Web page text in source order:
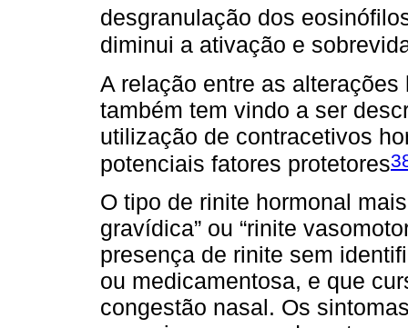
desgranulação dos
diminui a ativação e
A relação entre as
também tem vindo a ser
utilização de contracetivos
potenciais fatores protetores
O tipo de rinite hormonal
gravídica” ou “rinite
presença de rinite sem
ou medicamentosa, e que
congestão nasal. Os